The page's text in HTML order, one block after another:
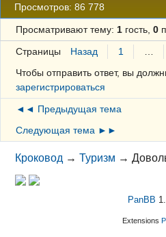
Просмотров: 86 778
Просматривают тему: 1гость, 0
Страницы Назад 1
Чтобы отправить ответ, вы
зарегистрироваться
◄◄ Предыдущая тема
Следующая тема ►►
Кроковод →Туризм →
PanBB
Extensions